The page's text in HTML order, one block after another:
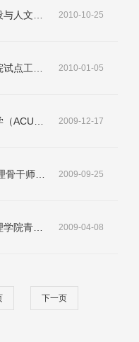
2010-10-25
神培养
2010-01-05
论证会
2009-12-17
合作项目”启动
2009-09-25
训班结业
2009-04-08
愿服务团
下一页